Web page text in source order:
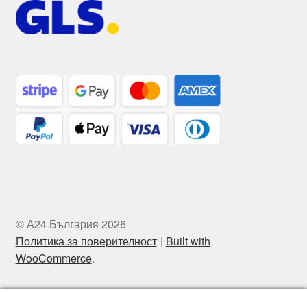
© А24 България 2026
Политика за поверителност
Built with
WooCommerce.